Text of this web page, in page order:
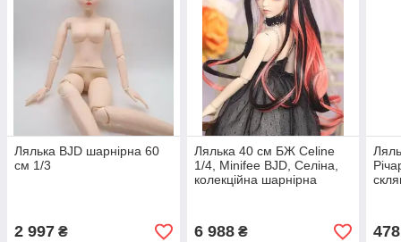
Лялька BJD шарнірна 60
см 1/3
2 997 ₴
Лялька 40 см БЖ Celine
1/4, Minifee BJD, Селіна,
колекційна шарнірна
6 988₴ 478